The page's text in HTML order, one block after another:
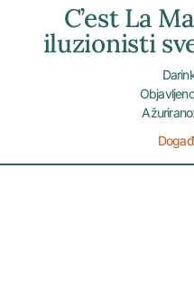
C’est La
iluzionisti